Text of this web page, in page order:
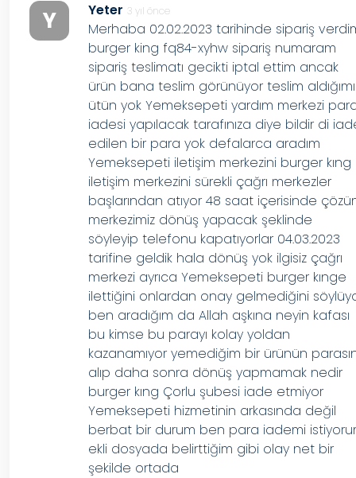
Y Yeter 3 yıl önce
Merhaba 02.02.2023 tarihinde sipariş
burger king fq84-xyhw sipariş numaram
sipariş teslimatı gecikti iptal ettim ancak
ürün bana teslim görünüyor teslim
ütün yok Yemeksepeti yardım merkezi
iadesi yapılacak tarafınıza diye bildir di
edilen bir para yok defalarca aradım
Yemeksepeti iletişim merkezini burger kıng
iletişim merkezini sürekli çağrı merkezler
başlarından atıyor 48 saat içerisinde
merkezimiz dönüş yapacak şeklinde
söyleyip telefonu kapatıyorlar 04.03.2023
tarifine geldik hala dönüş yok ilgisiz çağrı
merkezi ayrıca Yemeksepeti burger kınge
ilettiğini onlardan onay gelmediğini
ben aradığım da Allah aşkına neyin kafası
bu kimse bu parayı kolay yoldan
kazanamıyor yemediğim bir ürünün
alıp daha sonra dönüş yapmamak nedir
burger kıng Çorlu şubesi iade etmiyor
Yemeksepeti hizmetinin arkasında değil
berbat bir durum ben para iademi
ekli dosyada belirttiğim gibi olay net bir
şekilde ortada